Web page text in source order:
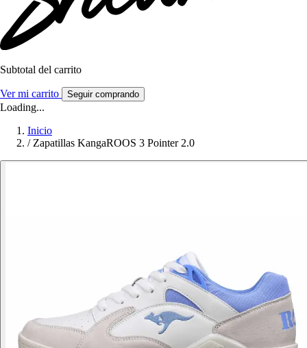
Subtotal del carrito
Ver mi carrito Seguir comprando
Loading...
Inicio
/ Zapatillas KangaROOS 3 Pointer 2.0